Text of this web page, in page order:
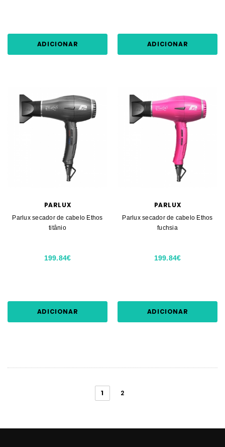
ADICIONAR ADICIONAR
PARLUX
Parlux secador de cabelo Ethos
titânio
199.84€
ADICIONAR
PARLUX
Parlux secador de cabelo Ethos
fuchsia
199.84€
ADICIONAR
1 2